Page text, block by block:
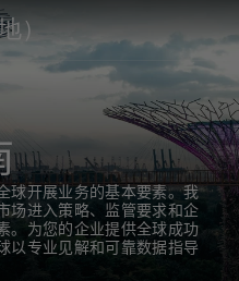
）
球开展业务的基本要素。我
场进入策略、监管要求和企
。为您的企业提供全球成功
以专业见解和可靠数据指导